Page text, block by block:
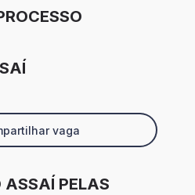
vaga
ASSAÍ PELAS